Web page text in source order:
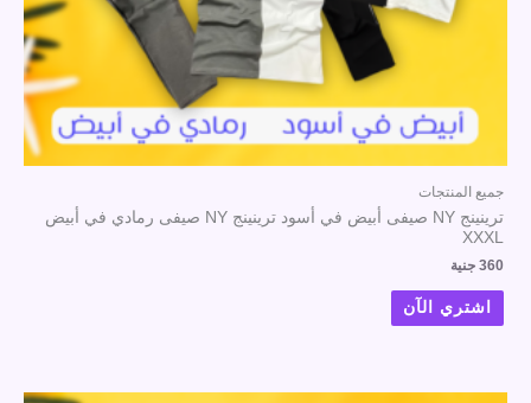
جميع المنتجات
ترينينج NY صيفى أبيض في أسود ترينينج NY صيفى رمادي في أبيض
XXXL
360 جنية
اشتري الآن